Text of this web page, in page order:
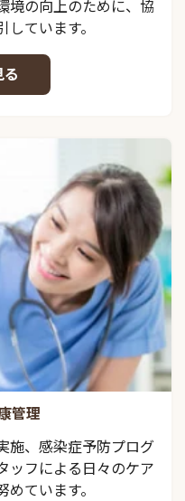
境の向上のために、協
ています。
管理
施、感染症予防プログ
ッフによる日々のケア
ています。